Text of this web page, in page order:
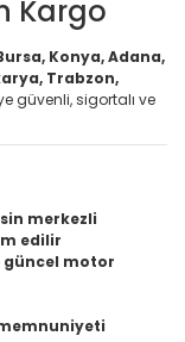
Kargo
Konya, Adana,
Trabzon,
güvenli, sigortalı ve
merkezli
edilir
güncel motor